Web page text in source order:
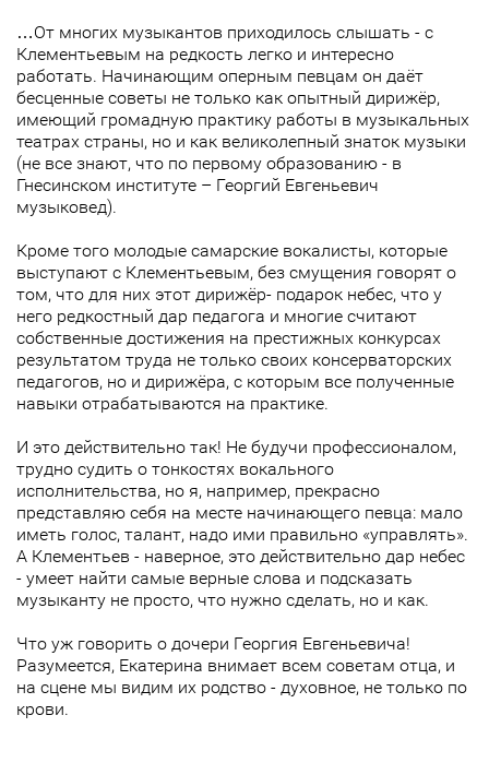
…От многих музыкантов приходилось слышать - с
Клементьевым на редкость легко и интересно
работать. Начинающим оперным певцам он даёт
бесценные советы не только как опытный дирижёр,
имеющий громадную практику работы в музыкальных
театрах страны, но и как великолепный знаток музыки
(не все знают, что по первому образованию - в
Гнесинском институте – Георгий Евгеньевич
музыковед).
Кроме того молодые самарские вокалисты, которые
выступают с Клементьевым, без смущения говорят о
том, что для них этот дирижёр- подарок небес, что у
него редкостный дар педагога и многие считают
собственные достижения на престижных конкурсах
результатом труда не только своих консерваторских
педагогов, но и дирижёра, с которым все полученные
навыки отрабатываются на практике.
И это действительно так! Не будучи профессионалом,
трудно судить о тонкостях вокального
исполнительства, но я, например, прекрасно
представляю себя на месте начинающего певца: мало
иметь голос, талант, надо ими правильно «управлять».
А Клементьев - наверное, это действительно дар небес
- умеет найти самые верные слова и подсказать
музыканту не просто, что нужно сделать, но и как.
Что уж говорить о дочери Георгия Евгеньевича!
Разумеется, Екатерина внимает всем советам отца, и
на сцене мы видим их родство - духовное, не только по
крови.